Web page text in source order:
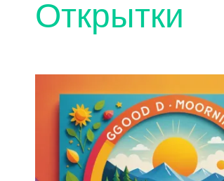
Открытки